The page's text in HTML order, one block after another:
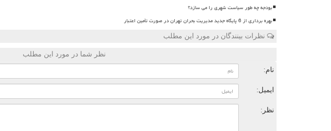
بودجه چه طور سیاست شهری را می سازد؟
بهره برداری از 6 پایگاه جدید مدیریت بحران تهران در صورت تأمین اعتبار
نظرات بینندگان در مورد این مطلب
نظر شما در مورد این مطلب
نام:
ایمیل:
نظر: